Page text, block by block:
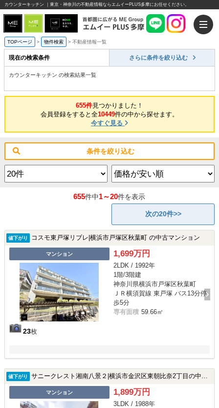
カウンターキッチン ｜東京・神奈川の不動産情報ならエムイーPLUS多摩にお任せください。
TOPページ > 物件検索 > 不動産情報一覧
現在の検索条件 さらに条件を絞り込む
カウンターキッチン の検索結果一覧
655件見つかりました！
会員登録をすると全10449件の中から探せます。
今すぐ見る
条件を絞り込む
655件中1～20件を表示
次の20件>>
値下がり コスモ東戸塚リブレ|横浜市戸塚区秋葉町 の中古マンション
マンション
23枚
1,699万円
2LDK / 1992年
1階/3階建
神奈川県横浜市戸塚区秋葉町
ＪＲ横須賀線 東戸塚 バス13分停
歩5分
専有面積 59.66㎡
値下がり サニークレスト湘南八景２|横浜市金沢区東朝比奈2丁目の中古マンション
マンション 1,899万円
3LDK / 1988年